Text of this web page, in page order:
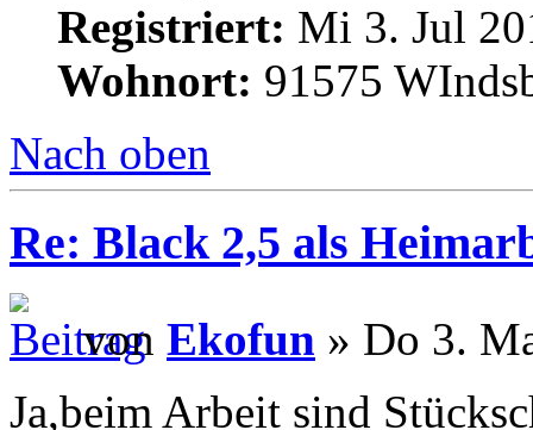
Registriert: Mi 3. Jul
Wohnort: 91575
Nach oben
Re: Black 2,5 als
von Ekofun » Do 3.
Ja,beim Arbeit sind